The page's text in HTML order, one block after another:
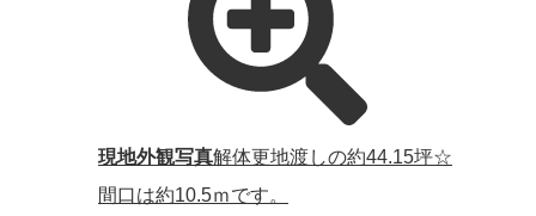
現地外観写真解体更地渡しの約44.15坪☆
間口は約10.5ｍです。